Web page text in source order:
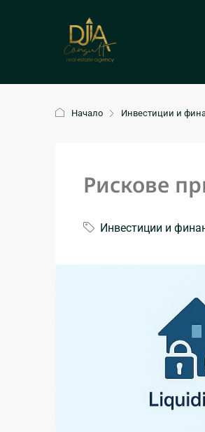
Начало Инвестиции и
Рискове
Инвестиции и